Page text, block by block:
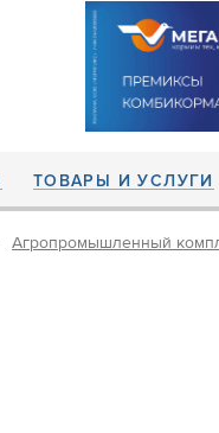
ТОВАРЫ И УСЛУГИ
Агропромышленный